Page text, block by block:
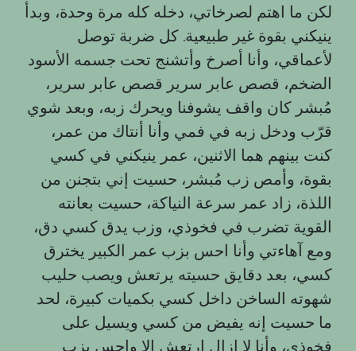
لكن ما اهتم لصرخاتي، دخله كله مرة وحدة، وبدأ
ينيكني بقوة غير طبيعية. كل ضربة توصل
لأعماقي، وأنا أصرخ وأتشنج تحت جسمه الأسود
الضخم، قصص عابر سرير قصص عابر سرير،
مُبشر كان واقف يشوفنا ويحرك زبه، وبعد شوي
قرّب ودخل زبه في فمي وأنا أنتاك من عمر،
كنت بينهم هما الاثنين، عمر ينيكني في كسي
بقوة، وأمص زب مُبشر، حسيت إني بتجنن من
اللذة، زاد عمر سرعة النياكة، حسيت بعانته
القوية تضرب في فخوذي، وزب يدق كسي دق،
ومع آهاءتي وأنا احس بزب عمر الكبير يخترق
كسي، بعد دقايق حسيته يرتعش ويصب حليب
شهوته الساخن داخل كسي بكميات كبيرة، لحد
ما حسيت إنه يفيض من كسي ويسيل على
فخوذي، وأنا لا ازال ارتعش الا واحس بزب